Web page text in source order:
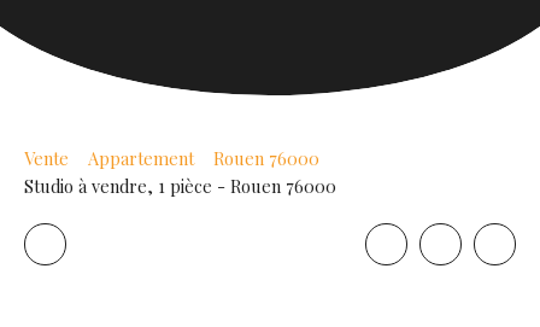
Vente Appartement
Rouen 76000
Studio à vendre, 1 pièce - Rouen 76000